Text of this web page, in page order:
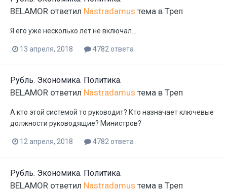
BELAMOR ответил Nastradamus тема в Треп
Я его уже несколько лет не включал...
13 апреля, 2018 4782 ответа
Рубль. Экономика. Политика.
BELAMOR ответил Nastradamus тема в Треп
А кто этой системой то руководит? Кто назначает ключевые
должности руководящие? Министров?
12 апреля, 2018 4782 ответа
Рубль. Экономика. Политика.
BELAMOR ответил Nastradamus тема в Треп